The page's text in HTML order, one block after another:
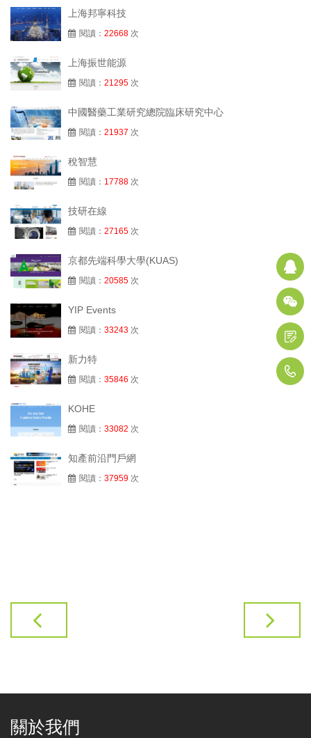
上海邦寧科技
閱讀： 22668 次
上海振世能源
閱讀： 21295 次
中國醫藥工業研究總院臨床研究中心
閱讀： 21937 次
稅智慧
閱讀： 17788 次
技研在線
閱讀： 27165 次
京都先端科學大學(KUAS)
閱讀： 20585 次
YIP Events
閱讀： 33243 次
新力特
閱讀： 35846 次
KOHE
閱讀： 33082 次
知產前沿門戶網
閱讀： 37959 次
關於我們